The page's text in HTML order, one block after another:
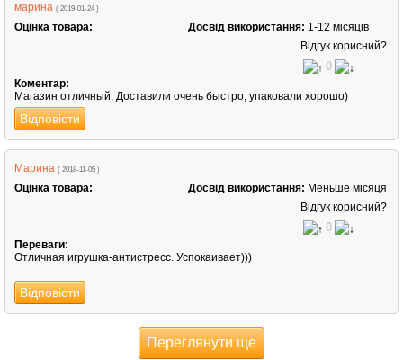
марина ( 2019-01-24 )
Оцінка товара: Досвід використання: 1-12 місяців
Відгук корисний?
0
Коментар:
Магазин отличный. Доставили очень быстро, упаковали хорошо)
Відповісти
Марина ( 2018-11-05 )
Оцінка товара: Досвід використання: Меньше місяця
Відгук корисний?
0
Переваги:
Отличная игрушка-антистресс. Успокаивает)))
Відповісти
Переглянути ще